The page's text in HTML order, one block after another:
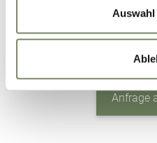
Formulars erteilten
Informationen
Anfrage